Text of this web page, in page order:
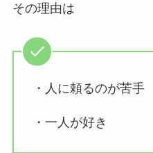
その理由は
・人に頼るのが苦手
・一人が好き